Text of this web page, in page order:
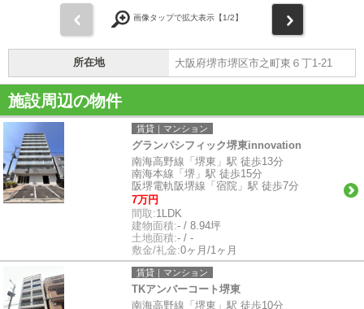
画像タップで拡大表示【1/2】
所在地 大阪府堺市堺区市之町東６丁1-21
施設周辺の物件
賃貸｜マンション
グランパシフィック堺東innovation
南海高野線「堺東」駅 徒歩13分
南海本線「堺」駅 徒歩15分
阪堺電軌阪堺線「宿院」駅 徒歩7分
7万円
間取:1LDK
建物面積:- / 8.94坪
土地面積:- / -
敷金/礼金:0ヶ月/1ヶ月
賃貸｜マンション
TKアンバーコート堺東
南海高野線「堺東」駅 徒歩10分